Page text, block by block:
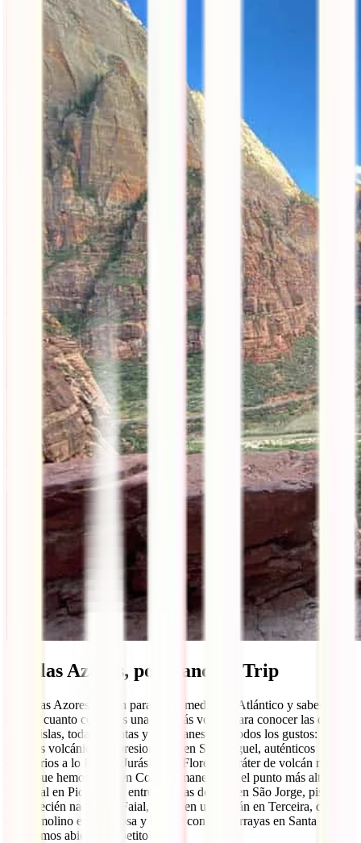
5. Islas Azores, por Random Trip
Las Islas Azores son un paraíso en medio del Atlántico y sabemos
que en cuanto conozcas una ¡querrás volver para conocer las demás!
Son 9 islas, todas distintas y con planes para todos los gustos:
lagunas volcánicas impresionantes en São Miguel, auténticos
escenarios a lo Parque Jurásico en Flores, el cráter de volcán más
bello que hemos visto en Corvo, amanecer en el punto más alto de
Portugal en Pico, nadar entre coladas de lava en São Jorge, pisar
tierra recién nacida en Faial, entrar en un volcán en Terceira, dormir
en un molino en Graciosa y bucear con mantarrayas en Santa Maria.
¿Te hemos abierto el apetito?